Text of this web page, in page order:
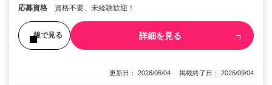
応募資格 資格不要、未経験歓迎！
後で見る 詳細を見る
更新日： 2026/06/04 掲載終了日： 2026/09/04